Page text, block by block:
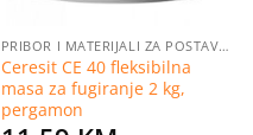
PRIBOR I MATERIJALI ZA POSTAVLJANJE PLOČICA
Ceresit CE 40 fleksibilna
masa za fugiranje 2 kg,
pergamon